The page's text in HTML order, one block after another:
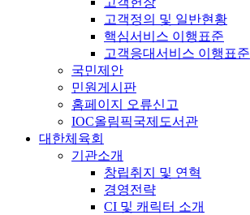
고객정의 및 일반현황
핵심서비스 이행표준
고객응대서비스 이행표준
국민제안
민원게시판
홈페이지 오류신고
IOC올림픽국제도서관
대한체육회
기관소개
창립취지 및 연혁
경영전략
CI 및 캐릭터 소개